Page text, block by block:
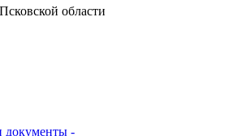
документы -